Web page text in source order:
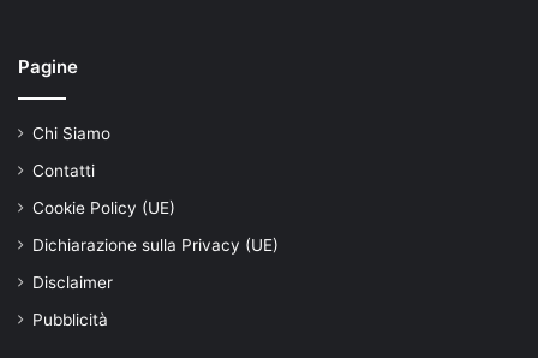
Pagine
Chi Siamo
Contatti
Cookie Policy (UE)
Dichiarazione sulla Privacy (UE)
Disclaimer
Pubblicità